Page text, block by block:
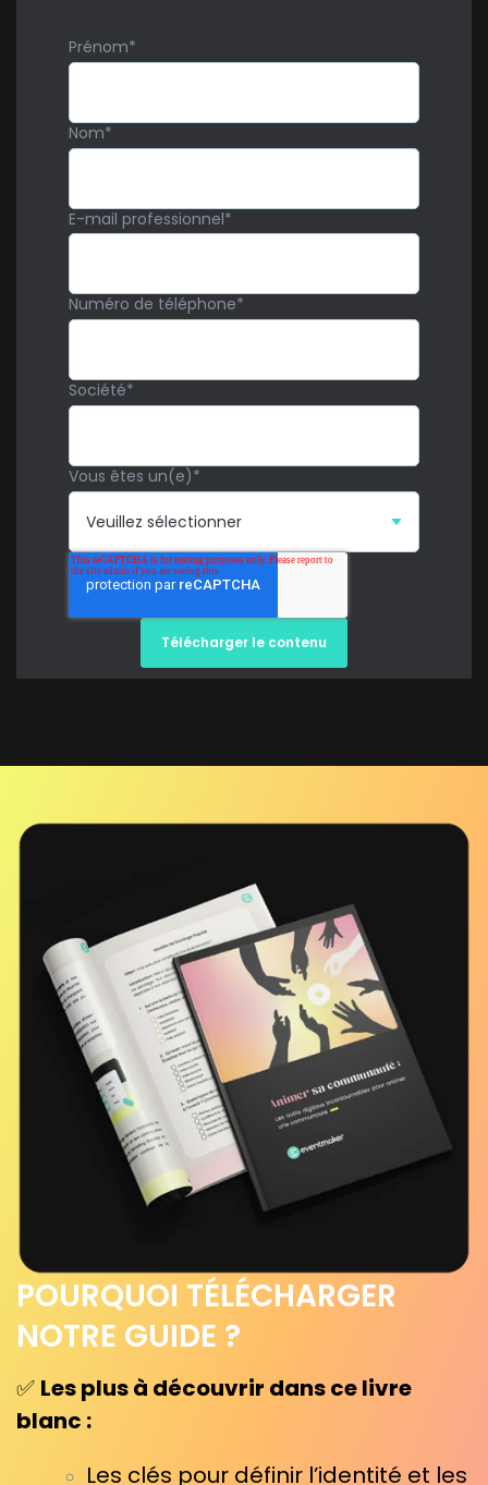
Prénom*
Nom*
E-mail professionnel*
Numéro de téléphone*
Société*
Vous êtes un(e)*
POURQUOI TÉLÉCHARGER
NOTRE GUIDE ?
✅ Les plus à découvrir dans ce livre
blanc :
Les clés pour définir l’identité et les